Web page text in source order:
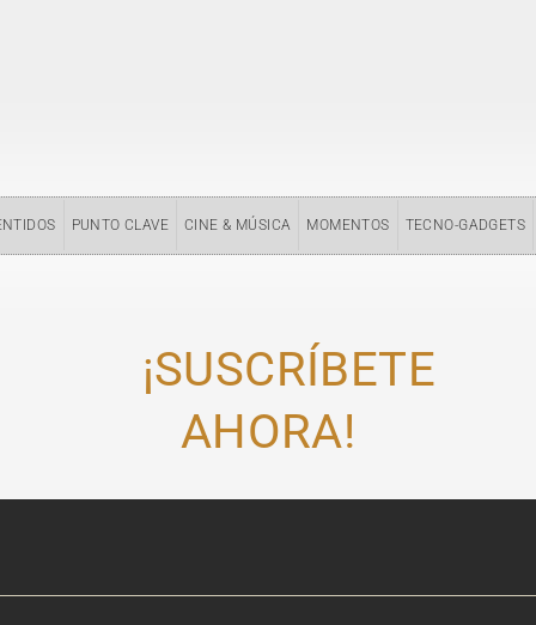
PUNTO CLAVE CINE & MÚSICA MOMENTOS TECNO-GADGETS
¡SUSCRÍBETE
AHORA!